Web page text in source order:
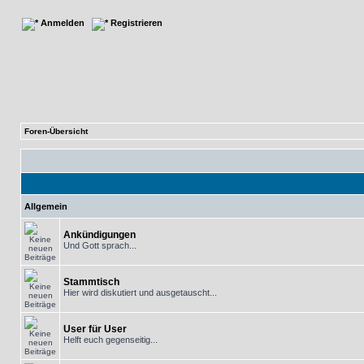
Anmelden Registrieren
Foren-Übersicht
Allgemein
Ankündigungen
Und Gott sprach...
Stammtisch
Hier wird diskutiert und ausgetauscht...
User für User
Helft euch gegenseitig...